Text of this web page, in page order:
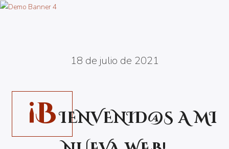
18 de julio de 2021
¡BIENVENID@S A MI